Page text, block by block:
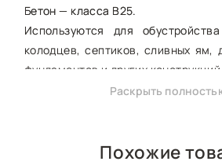
Бетон — класса В25.
Используются для
колодцев, септиков, сливных ям,
фундаментов и других конструкций.
При отгрузке в тёплое время
Для удобства монтажа
Раскрыть
Похожие